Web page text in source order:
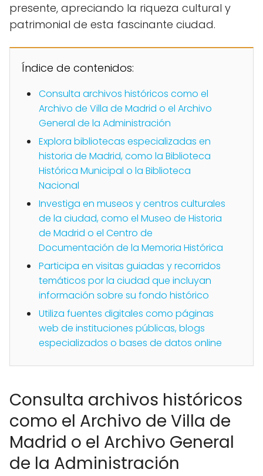
presente, apreciando la riqueza cultural y
patrimonial de esta fascinante ciudad.
Índice de contenidos:
Consulta archivos históricos como el
Archivo de Villa de Madrid o el Archivo
General de la Administración
Explora bibliotecas especializadas en
historia de Madrid, como la Biblioteca
Histórica Municipal o la Biblioteca
Nacional
Investiga en museos y centros culturales
de la ciudad, como el Museo de Historia
de Madrid o el Centro de
Documentación de la Memoria Histórica
Participa en visitas guiadas y recorridos
temáticos por la ciudad que incluyan
información sobre su fondo histórico
Utiliza fuentes digitales como páginas
web de instituciones públicas, blogs
especializados o bases de datos online
Consulta archivos históricos
como el Archivo de Villa de
Madrid o el Archivo General
de la Administración